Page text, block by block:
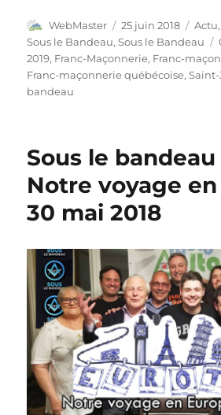
Auteur
WebMaster
Publié
le
25 juin 2018 Actu,
Sous le Bandeau,Sous le Bandeau
2019, Franc-Maçonnerie, Franc-
Franc-maçonnerie québécoise,
bandeau
Sous le bandeau
Notre voyage
30 mai 2018